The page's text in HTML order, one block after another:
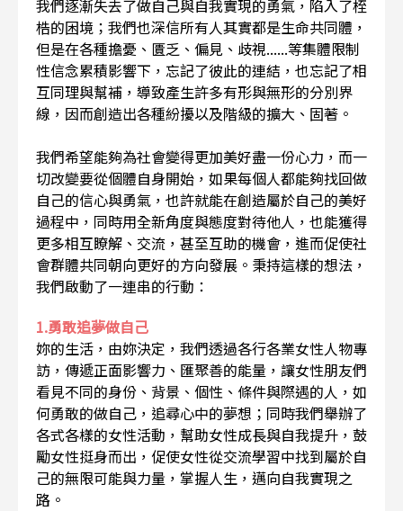
我們逐漸失去了做自己與自我實現的勇氣，陷入了桎
梏的困境；我們也深信所有人其實都是生命共同體，
但是在各種擔憂、匱乏、偏見、歧視......等集體限制
性信念累積影響下，忘記了彼此的連結，也忘記了相
互同理與幫補，導致產生許多有形與無形的分別界
線，因而創造出各種紛擾以及階級的擴大、固著。
我們希望能夠為社會變得更加美好盡一份心力，而一
切改變要從個體自身開始，如果每個人都能夠找回做
自己的信心與勇氣，也許就能在創造屬於自己的美好
過程中，同時用全新角度與態度對待他人，也能獲得
更多相互瞭解、交流，甚至互助的機會，進而促使社
會群體共同朝向更好的方向發展。秉持這樣的想法，
我們啟動了一連串的行動：
1.勇敢追夢做自己
妳的生活，由妳決定，我們透過各行各業女性人物專
訪，傳遞正面影響力、匯聚善的能量，讓女性朋友們
看見不同的身份、背景、個性、條件與際遇的人，如
何勇敢的做自己，追尋心中的夢想；同時我們舉辦了
各式各樣的女性活動，幫助女性成長與自我提升，鼓
勵女性挺身而出，促使女性從交流學習中找到屬於自
己的無限可能與力量，掌握人生，邁向自我實現之
路。